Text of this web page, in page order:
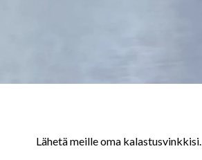
Lähetä meille oma kalastusvinkkisi.